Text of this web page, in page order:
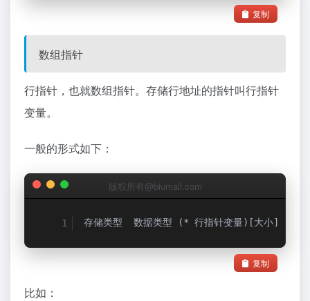
复制
数组指针
行指针，也就数组指针。存储行地址的指针叫行指针
变量。
一般的形式如下：
版权所有@biumall.com
存储类型 数据类型 (* 行指针变量)[大小]
复制
比如：